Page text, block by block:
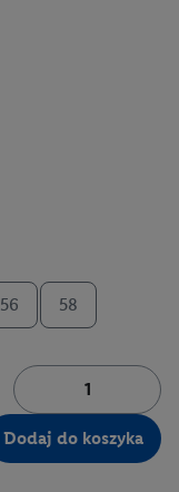
56 58
Dodaj do koszyka